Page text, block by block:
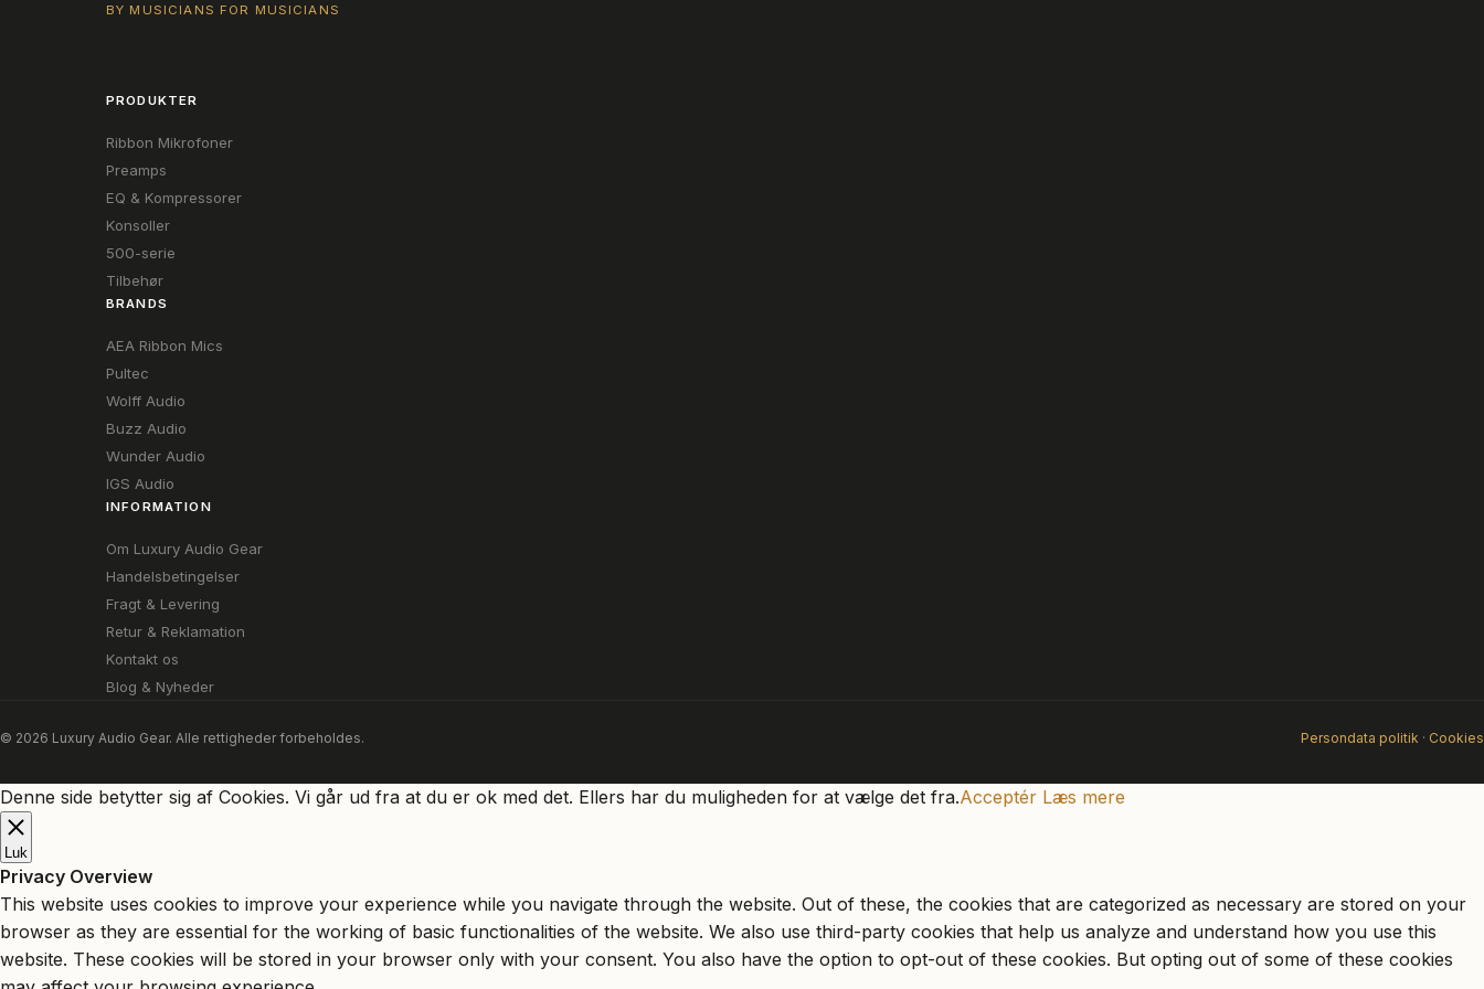
BY MUSICIANS FOR MUSICIANS
PRODUKTER
Ribbon Mikrofoner
Preamps
EQ & Kompressorer
Konsoller
500-serie
Tilbehør
BRANDS
AEA Ribbon Mics
Pultec
Wolff Audio
Buzz Audio
Wunder Audio
IGS Audio
INFORMATION
Om Luxury Audio Gear
Handelsbetingelser
Fragt & Levering
Retur & Reklamation
Kontakt os
Blog & Nyheder
© 2026 Luxury Audio Gear. Alle rettigheder forbeholdes. Persondata politik · Cookies
Denne side betytter sig af Cookies. Vi går ud fra at du er ok med det. Ellers har du muligheden for at vælge det fra.Acceptér Læs mere
Luk
Privacy Overview
This website uses cookies to improve your experience while you navigate through the website. Out of these, the cookies that are categorized as necessary are stored on your
browser as they are essential for the working of basic functionalities of the website. We also use third-party cookies that help us analyze and understand how you use this
website. These cookies will be stored in your browser only with your consent. You also have the option to opt-out of these cookies. But opting out of some of these cookies